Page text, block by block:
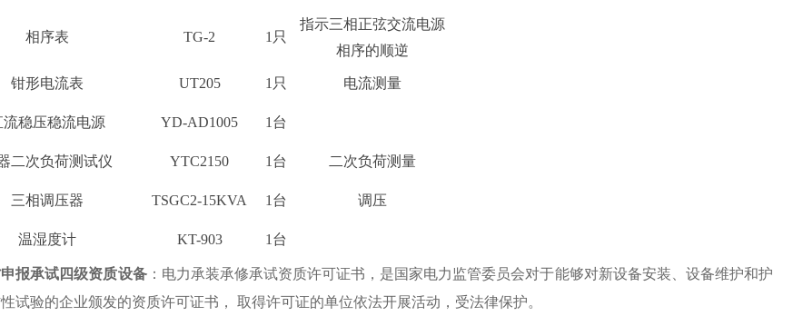
相序表 TG-2 1只
指示三相正弦交流电源
相序的顺逆
钳形电流表 UT205 1只 电流测量
流稳压稳流电源 YD-AD1005 1台
二次负荷测试仪 YTC2150 1台 二次负荷测量
三相调压器 TSGC2-15KVA 1台 调压
温湿度计 KT-903 1台
报承试四级资质设备：电力承装承修承试资质许可证书，是国家电力监管委员会对于能够对新设备安装、设备维护和护
试验的企业颁发的资质许可证书， 取得许可证的单位依法开展活动，受法律保护。